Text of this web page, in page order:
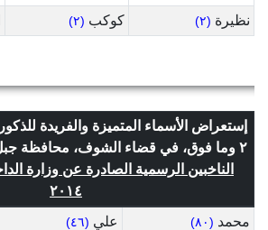
نظيرة (٢) كوكب (٢)
٢ وما فوق، في قضاء الشوف، محافظة جبل لبنان، حسب
الناخبين الرسمية الصادرة عن وزارة
٢٠١٤
محمد (٨٠) علي (٤٦)